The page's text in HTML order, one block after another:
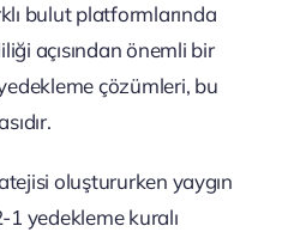
bulut platformlarında
açısından önemli bir
çözümleri, bu
oluştururken yaygın
yedekleme kuralı